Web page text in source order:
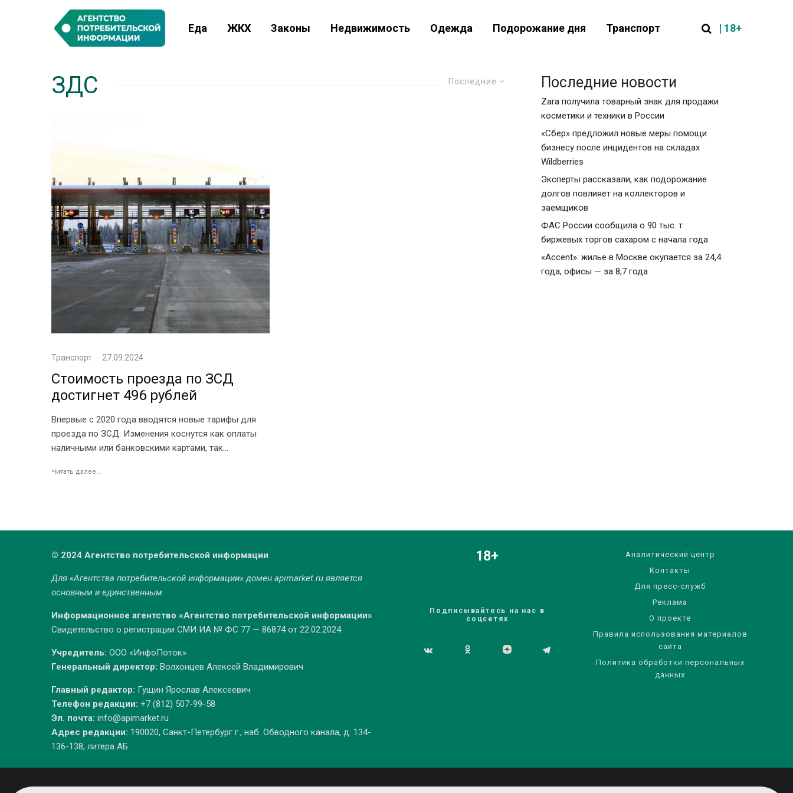
Еда ЖКХ Законы Недвижимость Одежда Подорожание дня Транспорт | 18+
Последние
ЗДС
Транспорт · 27.09.2024
Стоимость проезда по ЗСД
достигнет 496 рублей
Впервые с 2020 года вводятся новые тарифы для
проезда по ЗСД. Изменения коснутся как оплаты
наличными или банковскими картами, так...
Читать далее...
Последние новости
Zara получила товарный знак для продажи
косметики и техники в России
«Сбер» предложил новые меры помощи
бизнесу после инцидентов на складах
Wildberries
Эксперты рассказали, как подорожание
долгов повлияет на коллекторов и
заемщиков
ФАС России сообщила о 90 тыс. т
биржевых торгов сахаром с начала года
«Accent»: жилье в Москве окупается за 24,4
года, офисы — за 8,7 года
© 2024 Агентство потребительской информации
Для «Агентства потребительской информации» домен apimarket.ruявляется
основным и единственным.
Информационное агентство «Агентство потребительской информации»
Свидетельство о регистрации СМИ ИА № ФС 77 — 86874 от 22.02.2024
Учредитель: ООО «ИнфоПоток»
Генеральный директор: Волхонцев Алексей Владимирович
Главный редактор: Гущин Ярослав Алексеевич
Телефон редакции: +7 (812) 507-99-58
Эл. почта: info@apimarket.ru
Адрес редакции: 190020, Санкт-Петербург г., наб. Обводного канала, д. 134-
136-138, литера АБ
18+
Подписывайтесь на нас в
соцсетях
Аналитический центр
Контакты
Для пресс-служб
Реклама
О проекте
Правила использования материалов
сайта
Политика обработки персональных
данных